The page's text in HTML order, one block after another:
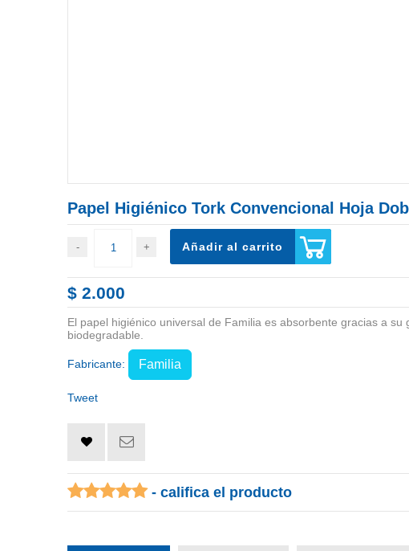
Papel Higiénico Tork Convencional Hoja
Añadir al carrito
$ 2.000
El papel higiénico universal de Familia es absorbente gracias a
biodegradable.
Fabricante: Familia
Tweet
- califica el producto